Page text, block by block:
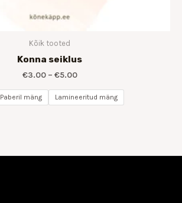
Kõik tooted
Konna seiklus
€3.00 – €5.00
Paberil mäng Lamineeritud mäng